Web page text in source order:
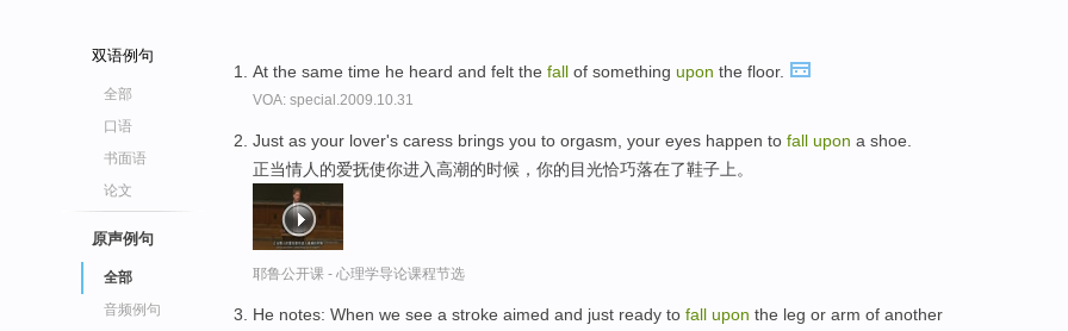
双语例句
全部
口语
书面语
论文
原声例句
全部
音频例句
At the same time he heard and felt the fall of something upon the floor.
VOA: special.2009.10.31
Just as your lover's caress brings you to orgasm, your eyes happen to fall upon a shoe.
正当情人的爱抚使你进入高潮的时候，你的目光恰巧落在了鞋子上。
耶鲁公开课 - 心理学导论课程节选
He notes: When we see a stroke aimed and just ready to fall upon the leg or arm of another